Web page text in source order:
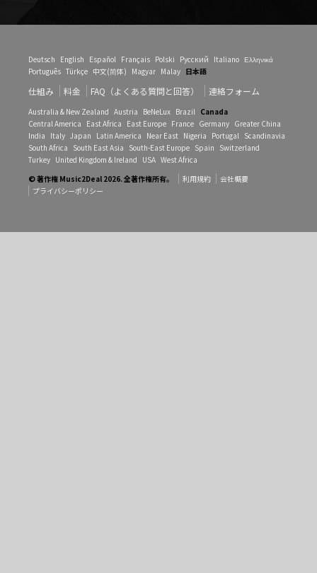
Deutsch English Español Français Polski Русский Italiano Ελληνικά
Português Türkçe 中文(简体) Magyar Malay 日本語
仕組み 料金 FAQ（よくある質問と回答） 連絡フォーム
Australia & New Zealand Austria BeNeLux Brazil Canada
Central America East Africa East Europe France Germany Greater China
India Italy Japan Latin America Near East Nigeria Portugal Scandinavia
South Africa South East Asia South-East Europe Spain Switzerland
Turkey United Kingdom & Ireland USA West Africa
© 著作権 Music2Deal 2026. 全著作権所有。
利用規約
会社概要
プライバシーポリシー